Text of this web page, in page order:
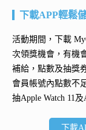
下載APP輕鬆
活動期間，下載
次領獎機會，有機
補給，點數及抽獎
會員帳號內點數不
抽Apple Watch 11
下載